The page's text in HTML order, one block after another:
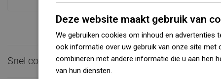
Snel contact 
Deze website maakt gebruik van
We gebruiken cookies om inhoud en advertenties
ook informatie over uw gebruik van onze site met
combineren met andere informatie die u aan hen
van hun diensten.